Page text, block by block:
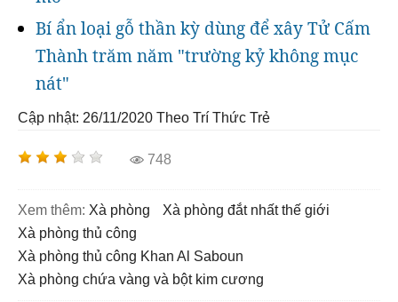
Bí ẩn loại gỗ thần kỳ dùng để xây Tử Cấm
Thành trăm năm "trường kỷ không mục
nát"
Cập nhật: 26/11/2020 Theo Trí Thức Trẻ
748
Xem thêm: xà phòng
xà phòng đắt nhất thế giới
xà phòng thủ công
xà phòng thủ công Khan Al Saboun
xà phòng chứa vàng và bột kim cương